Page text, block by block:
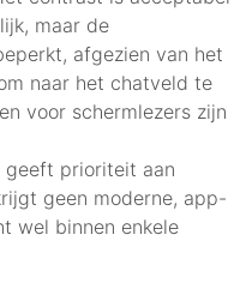
maar de
afgezien van het
naar het chatveld te
voor schermlezers zijn
geeft prioriteit aan
geen moderne, app-
wel binnen enkele